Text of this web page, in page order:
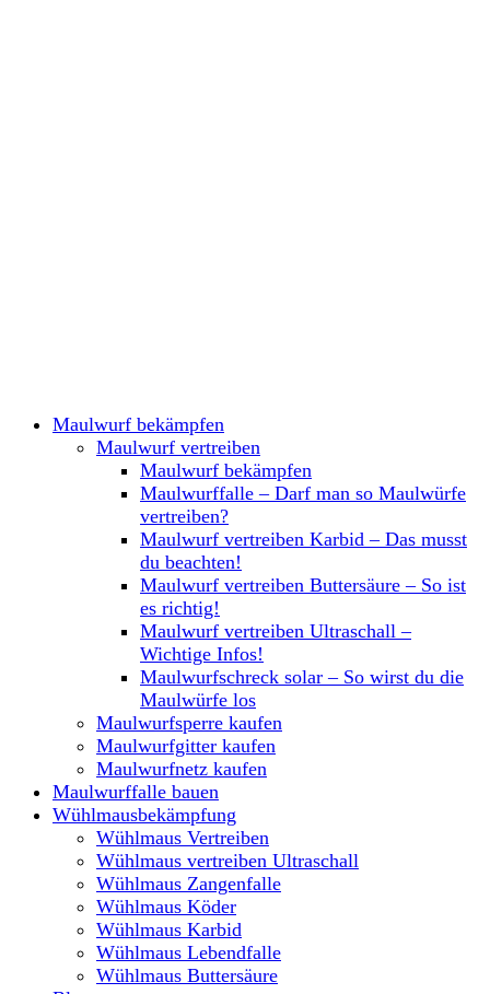
Maulwurf bekämpfen
Maulwurf vertreiben
Maulwurf bekämpfen
Maulwurffalle – Darf man so Maulwürfe
vertreiben?
Maulwurf vertreiben Karbid – Das musst
du beachten!
Maulwurf vertreiben Buttersäure – So ist
es richtig!
Maulwurf vertreiben Ultraschall –
Wichtige Infos!
Maulwurfschreck solar – So wirst du die
Maulwürfe los
Maulwurfsperre kaufen
Maulwurfgitter kaufen
Maulwurfnetz kaufen
Maulwurffalle bauen
Wühlmausbekämpfung
Wühlmaus Vertreiben
Wühlmaus vertreiben Ultraschall
Wühlmaus Zangenfalle
Wühlmaus Köder
Wühlmaus Karbid
Wühlmaus Lebendfalle
Wühlmaus Buttersäure